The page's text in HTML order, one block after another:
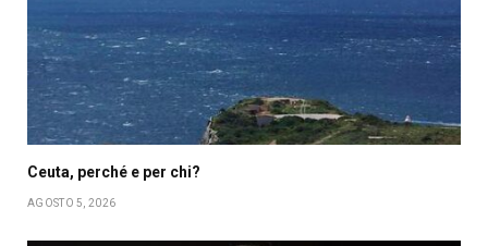
Ceuta, perché e per chi?
AGOSTO 5, 2026